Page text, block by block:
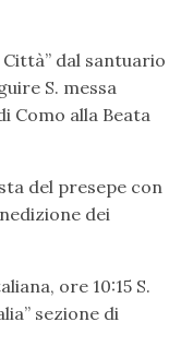
dal santuario
S. messa
Como alla Beata
del presepe con
dei
ore 10:15 S.
sezione di